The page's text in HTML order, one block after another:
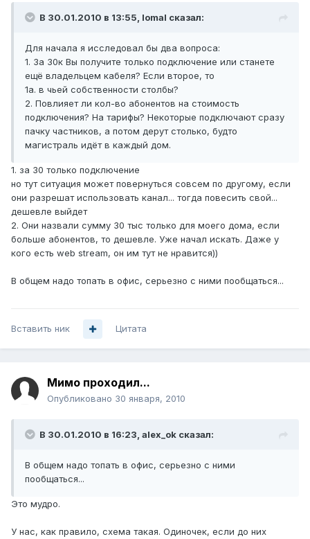
В 30.01.2010 в 13:55, lomal сказал:
Для начала я исследовал бы два вопроса:
1. За 30к Вы получите только подключение или станете
ещё владельцем кабеля? Если второе, то
1а. в чьей собственности столбы?
2. Повлияет ли кол-во абонентов на стоимость
подключения? На тарифы? Некоторые подключают сразу
пачку частников, а потом дерут столько, будто
магистраль идёт в каждый дом.
1. за 30 только подключение
но тут ситуация может повернуться совсем по другому, если
они разрешат использовать канал... тогда повесить свой...
дешевле выйдет
2. Они назвали сумму 30 тыс только для моего дома, если
больше абонентов, то дешевле. Уже начал искать. Даже у
кого есть web stream, он им тут не нравится))
В общем надо топать в офис, серьезно с ними пообщаться...
Вставить ник Цитата
Мимо проходил...
Опубликовано 30 января, 2010
В 30.01.2010 в 16:23, alex_ok сказал:
В общем надо топать в офис, серьезно с ними
пообщаться...
Это мудро.
У нас, как правило, схема такая. Одиночек, если до них